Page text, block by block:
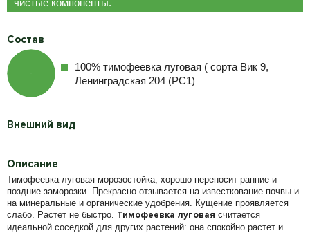
чистые компоненты.
Состав
100% тимофеевка луговая ( сорта Вик 9,
Ленинградская 204 (РС1)
Внешний вид
Описание
Тимофеевка луговая морозостойка, хорошо переносит ранние и
поздние заморозки. Прекрасно отзывается на известкование почвы и
на минеральные и органические удобрения. Кущение проявляется
слабо. Растет не быстро. Тимофеевка луговая считается
идеальной соседкой для других растений: она спокойно растет и